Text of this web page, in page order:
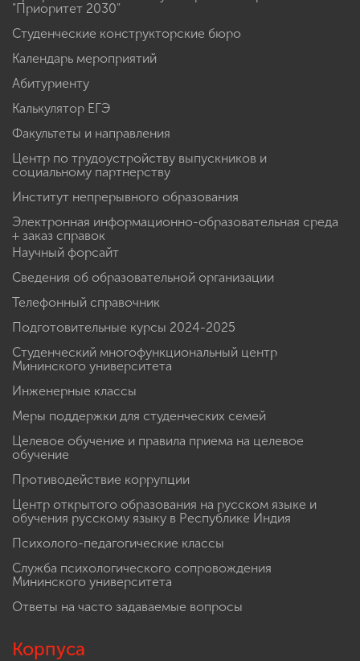
"Приоритет 2030"
Студенческие конструкторские бюро
Календарь мероприятий
Абитуриенту
Калькулятор ЕГЭ
Факультеты и направления
Центр по трудоустройству выпускников и
социальному партнерству
Институт непрерывного образования
Электронная информационно-образовательная среда
+ заказ справок
Научный форсайт
Сведения об образовательной организации
Телефонный справочник
Подготовительные курсы 2024-2025
Студенческий многофункциональный центр
Мининского университета
Инженерные классы
Меры поддержки для студенческих семей
Целевое обучение и правила приема на целевое
обучение
Противодействие коррупции
Центр открытого образования на русском языке и
обучения русскому языку в Республике Индия
Психолого-педагогические классы
Служба психологического сопровождения
Мининского университета
Ответы на часто задаваемые вопросы
Корпуса